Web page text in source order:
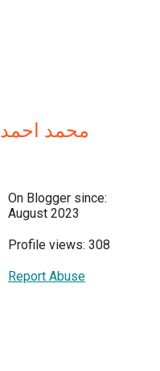
محمد احمد
On Blogger since:
August 2023
Profile views: 308
Report Abuse